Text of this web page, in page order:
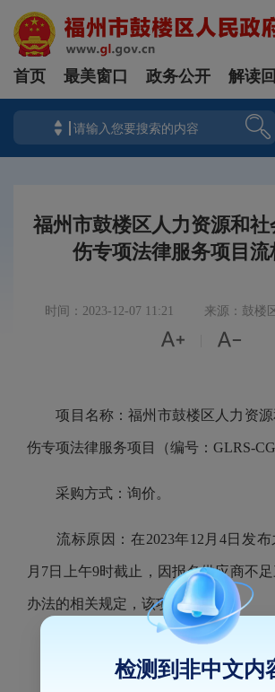
首页 最美窗口 政务公开 解读
福州市鼓楼区人力资源和
伤专项法律服务项目流
时间：2023-12-07 11:21 来源：鼓楼
 
项目名称：福州市鼓楼区人力资
伤专项法律服务项目（编号： GLRS-
采购方式：询价。
流标原因：在2023年12 月 4日发布
月 7日 上午9时截止，因报名供应商不
办法的相关规定，该项目流标。
检测到非中文内